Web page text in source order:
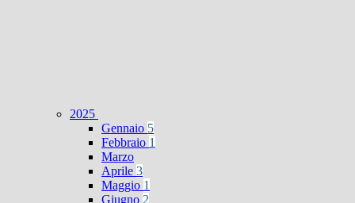
2025
Gennaio 5
Febbraio 1
Marzo
Aprile 3
Maggio 1
Giugno 2